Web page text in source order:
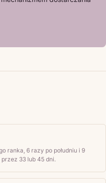
ranka, 6 razy po południu i 9
33 lub 45 dni.